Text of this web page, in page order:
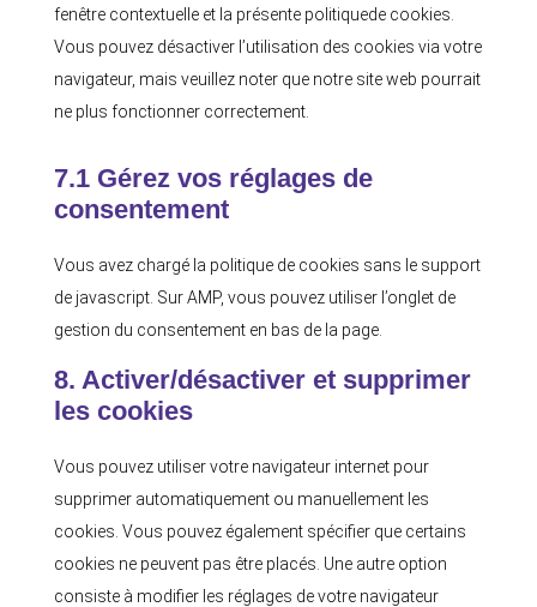
fenêtre contextuelle et la présente politiquede cookies.
Vous pouvez désactiver l’utilisation des cookies via votre
navigateur, mais veuillez noter que notre site web pourrait
ne plus fonctionner correctement.
7.1 Gérez vos réglages de
consentement
Vous avez chargé la politique de cookies sans le support
de javascript. Sur AMP, vous pouvez utiliser l’onglet de
gestion du consentement en bas de la page.
8. Activer/désactiver et supprimer
les cookies
Vous pouvez utiliser votre navigateur internet pour
supprimer automatiquement ou manuellement les
cookies. Vous pouvez également spécifier que certains
cookies ne peuvent pas être placés. Une autre option
consiste à modifier les réglages de votre navigateur